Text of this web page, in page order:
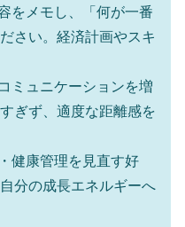
をメモし、「何が一番
さい。経済計画やスキ
ミュニケーションを増
ぎず、適度な距離感を
健康管理を見直す好
分の成長エネルギーへ